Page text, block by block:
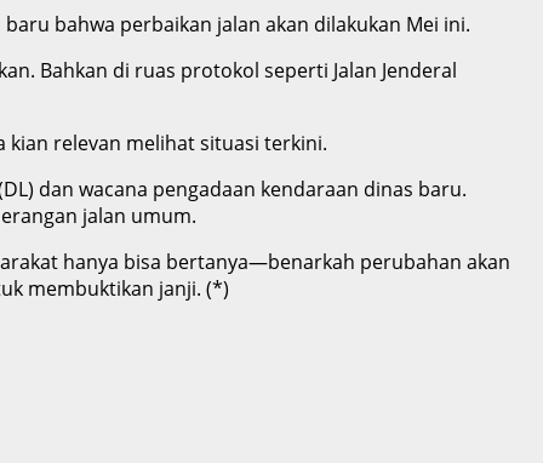
bahwa perbaikan jalan akan dilakukan Mei ini.
Bahkan di ruas protokol seperti Jalan Jenderal
kian relevan melihat situasi terkini.
dan wacana pengadaan kendaraan dinas baru.
jalan umum.
hanya bisa bertanya—benarkah perubahan akan
membuktikan janji. (*)